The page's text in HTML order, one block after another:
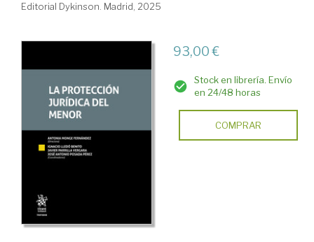
Editorial Dykinson. Madrid, 2025
93,00 €
Stock en librería. Envío
en 24/48 horas
COMPRAR